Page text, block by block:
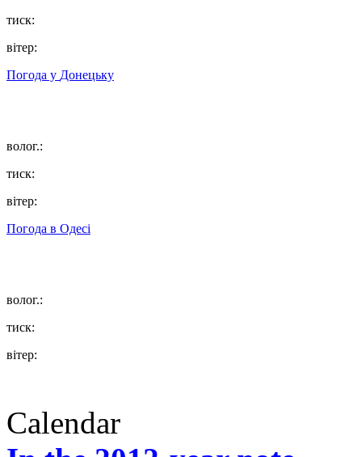
тиск:
вітер:
Погода у Донецьку
волог.:
тиск:
вітер:
Погода в Одесі
волог.:
тиск:
вітер:
Calendar